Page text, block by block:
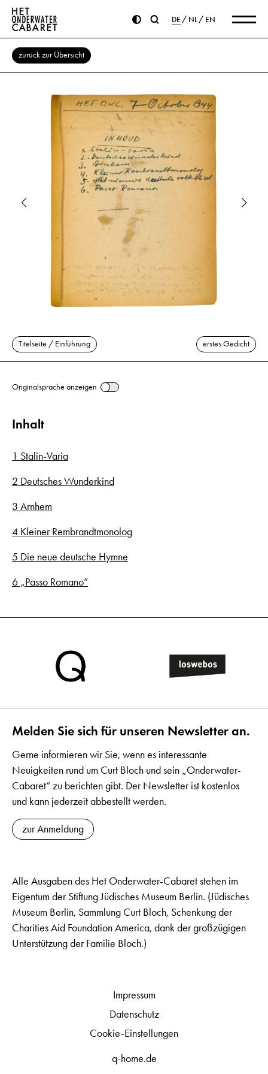
DE NL EN
zurück zur Übersicht
Titelseite / Einführung erstes Gedicht
Originalsprache anzeigen
Inhalt
1 Stalin-Varia
2 Deutsches Wunderkind
3 Arnhem
4 Kleiner Rembrandtmonolog
5 Die neue deutsche Hymne
6 „Passo Romano”
Melden Sie sich für unseren Newsletter an.
Gerne informieren wir Sie, wenn es interessante
Neuigkeiten rund um Curt Bloch und sein „Onderwater-
Cabaret“ zu berichten gibt. Der Newsletter ist kostenlos
und kann jederzeit abbestellt werden.
zur Anmeldung
Alle Ausgaben des Het Onderwater-Cabaret stehen im
Eigentum der Stiftung Jüdisches Museum Berlin. (Jüdisches
Museum Berlin, Sammlung Curt Bloch, Schenkung der
Charities Aid Foundation America, dank der großzügigen
Unterstützung der Familie Bloch.)
q-home.de
Impressum
Datenschutz
Cookie-Einstellungen